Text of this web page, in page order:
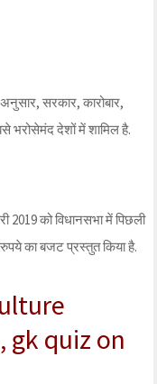
सरकार, कारोबार,
भरोसेमंद देशों में शामिल है.
को विधानसभा में पिछली
का बजट प्रस्तुत किया है.
gk quiz on